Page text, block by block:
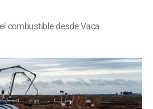
combustible desde Vaca